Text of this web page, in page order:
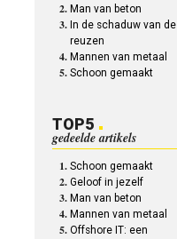
Man van beton
In de schaduw van de
reuzen
Mannen van metaal
Schoon gemaakt
TOP5
gedeelde artikels
Schoon gemaakt
Geloof in jezelf
Man van beton
Mannen van metaal
Offshore IT: een